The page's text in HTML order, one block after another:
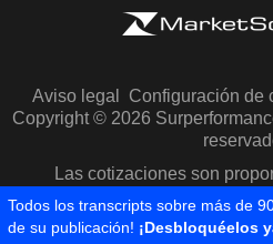
Aviso legal Configuración de
Copyright © 2026
Las cotizaciones son
Morningstar y
Todos los transcripts sobre más de
de su publicación! ¡Desbloquéelos